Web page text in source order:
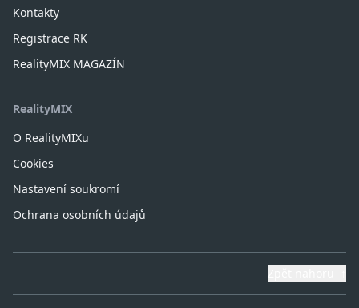
Kontakty
Registrace RK
RealityMIX MAGAZÍN
RealityMIX
O RealityMIXu
Cookies
Nastavení soukromí
Ochrana osobních údajů